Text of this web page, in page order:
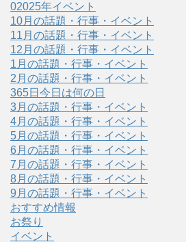
02025年イベント
10月の話題・行事・イベント
11月の話題・行事・イベント
12月の話題・行事・イベント
1月の話題・行事・イベント
2月の話題・行事・イベント
365日今日は何の日
3月の話題・行事・イベント
4月の話題・行事・イベント
5月の話題・行事・イベント
6月の話題・行事・イベント
7月の話題・行事・イベント
8月の話題・行事・イベント
9月の話題・行事・イベント
おすすめ情報
お祭り
イベント